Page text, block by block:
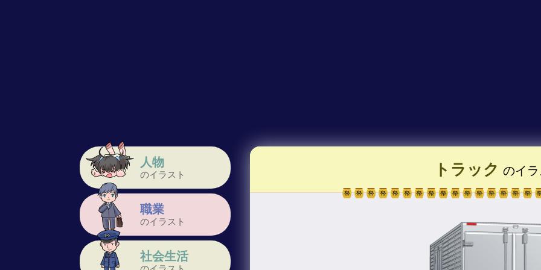
人物
のイラスト
職業
のイラスト
社会生活
トラック のイ